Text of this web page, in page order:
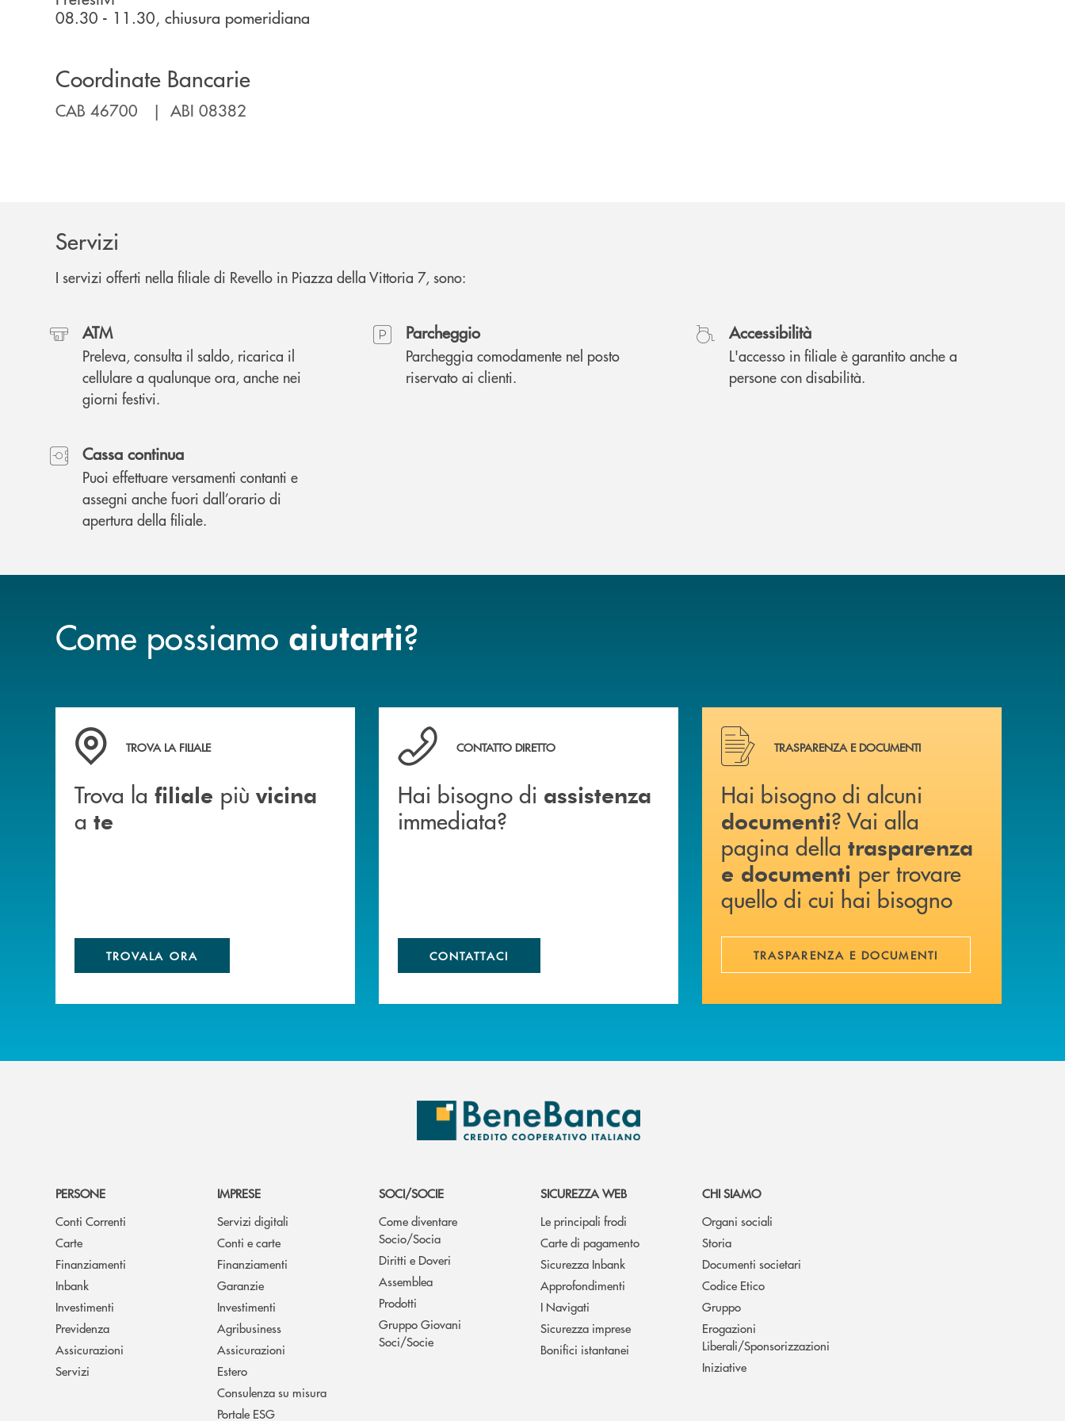
08.30 - 11.30, chiusura pomeridiana
Coordinate Bancarie
CAB 46700 | ABI 08382
Servizi
I servizi offerti nella filiale di Revello in Piazza della Vittoria 7, sono:
ATM
Preleva, consulta il saldo, ricarica il
cellulare a qualunque ora, anche nei
giorni festivi.
Parcheggio
Parcheggia comodamente nel posto
riservato ai clienti.
Accessibilità
L'accesso in filiale è garantito anche a
persone con disabilità.
Cassa continua
Puoi effettuare versamenti contanti e
assegni anche fuori dall’orario di
apertura della filiale.
Come possiamo aiutarti?
Trova la filiale più vicina a te&nbsp;
TROVA LA FILIALE
Trova la filiale più vicina
a te
TROVALA ORA
Hai bisogno di assistenza immediata?
CONTATTO DIRETTO
Hai bisogno di assistenza
immediata?
CONTATTACI
Hai bisogno di alcuni documenti ? Vai alla pagina
TRASPARENZA E DOCUMENTI
Hai bisogno di alcuni
documenti? Vai alla
pagina della trasparenza
e documenti per trovare
quello di cui hai bisogno
TRASPARENZA E DOCUMENTI
PERSONE
Conti Correnti
Carte
Finanziamenti
Inbank
Investimenti
Previdenza
Assicurazioni
Servizi
IMPRESE
Servizi digitali
Conti e carte
Finanziamenti
Garanzie
Investimenti
Agribusiness
Assicurazioni
Estero
Consulenza su misura
Portale ESG
SOCI/SOCIE
Come diventare
Socio/Socia
Diritti e Doveri
Assemblea
Prodotti
Gruppo Giovani
Soci/Socie
SICUREZZA WEB
Le principali frodi
Carte di pagamento
Sicurezza Inbank
Approfondimenti
I Navigati
Sicurezza imprese
Bonifici istantanei
CHI SIAMO
Organi sociali
Storia
Documenti societari
Codice Etico
Gruppo
Erogazioni
Liberali/Sponsorizzazioni
Iniziative